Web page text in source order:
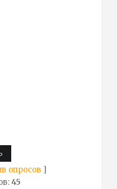
опросов ]
45